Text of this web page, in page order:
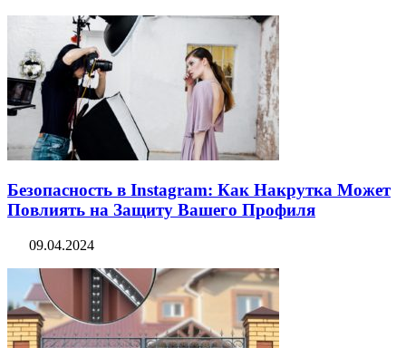
Безопасность в Instagram: Как Накрутка Может
Повлиять на Защиту Вашего Профиля
09.04.2024